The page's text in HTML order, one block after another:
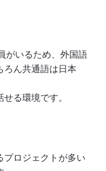
がいるため、外国語
ん共通語は日本
る環境です。
プロジェクトが多い